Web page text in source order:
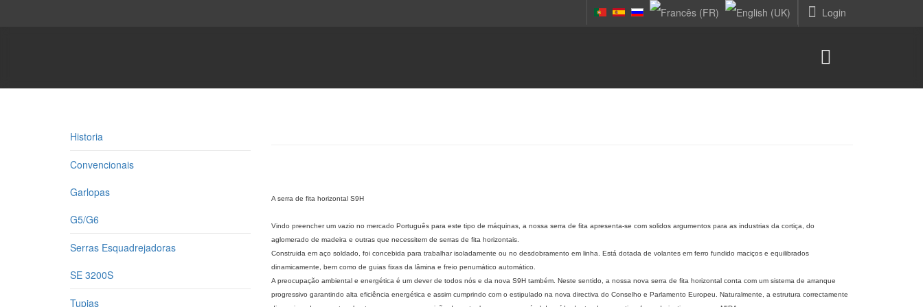
Login
Historia
Convencionais
Garlopas
G5/G6
Serras Esquadrejadoras
SE 3200S
Tupias
A serra de fita horizontal S9H
Vindo preencher um vazio no mercado Português para este tipo de máquinas, a nossa serra de fita apresenta-se com solidos argumentos para as industrias da cortiça, do
aglomerado de madeira e outras que necessitem de serras de fita horizontais.
Construida em aço soldado, foi concebida para trabalhar isoladamente ou no desdobramento em linha. Está dotada de volantes em ferro fundido maciços e equilibrados
dinamicamente, bem como de guias fixas da lâmina e freio penumático automático.
A preocupação ambiental e energética é um dever de todos nós e da nova S9H também. Neste sentido, a nossa nova serra de fita horizontal conta com um sistema de arranque
progressivo garantindo alta eficiência energética e assim cumprindo com o estipulado na nova directiva do Conselho e Parlamento Europeu. Naturalmente, a estrutura correctamente